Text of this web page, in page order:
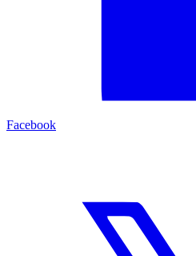
Facebook